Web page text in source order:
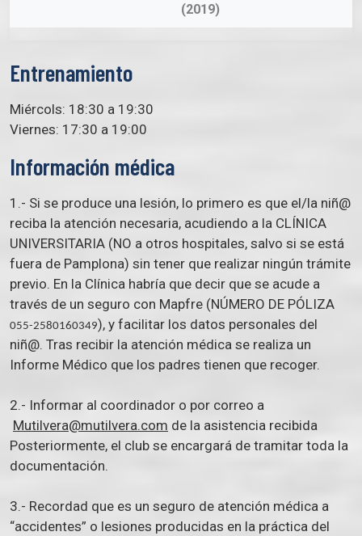
(2019)
Entrenamiento
Miércols: 18:30 a 19:30
Viernes: 17:30 a 19:00
Información médica
1.- Si se produce una lesión, lo primero es que el/la niñ@
reciba la atención necesaria, acudiendo a la CLÍNICA
UNIVERSITARIA (NO a otros hospitales, salvo si se está
fuera de Pamplona) sin tener que realizar ningún trámite
previo. En la Clínica habría que decir que se acude a
través de un seguro con Mapfre (NÚMERO DE PÓLIZA
055-2580160349), y facilitar los datos personales del
niñ@. Tras recibir la atención médica se realiza un
Informe Médico que los padres tienen que recoger.
2.- Informar al coordinador o por correo a
Mutilvera@mutilvera.com de la asistencia recibida
Posteriormente, el club se encargará de tramitar toda la
documentación.
3.- Recordad que es un seguro de atención médica a
“accidentes” o lesiones producidas en la práctica del